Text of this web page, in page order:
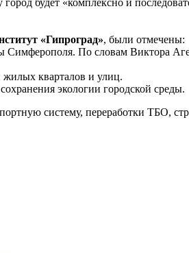
«Гипроград», были отмечены:
Симферополя. По словам Виктора
жилых кварталов и улиц.
экологии городской среды.
систему, переработки ТБО,